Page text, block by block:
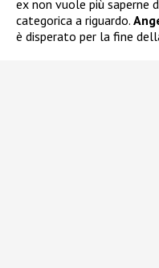
ex non vuole più saperne
categorica a riguardo.
è disperato per la fine